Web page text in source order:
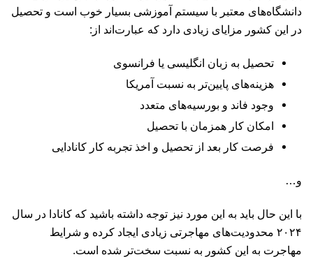
دانشگاه‌های معتبر با سیستم آموزشی بسیار خوب است و تحصیل
در این کشور مزایای زیادی دارد که عبارت‌اند از:
تحصیل به زبان انگلیسی یا فرانسوی
هزینه‌های پایین‌تر به نسبت آمریکا
وجود فاند و بورسیه‌‌های متعدد
امکان کار همزمان با تحصیل
فرصت کار بعد از تحصیل و اخذ تجربه کار کانادایی
و…
با این حال باید به این مورد نیز توجه داشته باشید که کانادا در سال
۲۰۲۴ محدودیت‌های مهاجرتی زیادی ایجاد کرده و شرایط
مهاجرت به این کشور به نسبت سخت‌تر شده است.